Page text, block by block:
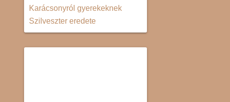
Karácsonyról gyerekeknek
Szilveszter eredete